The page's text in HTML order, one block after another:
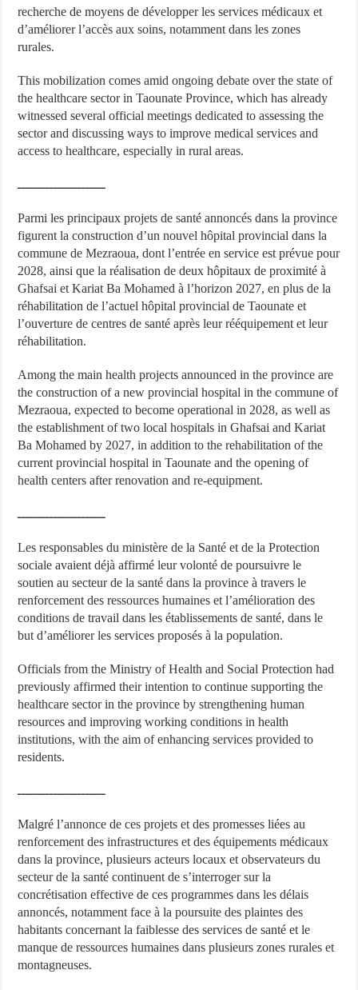
recherche de moyens de développer les services médicaux et
d’améliorer l’accès aux soins, notamment dans les zones
rurales.
This mobilization comes amid ongoing debate over the state of
the healthcare sector in Taounate Province, which has already
witnessed several official meetings dedicated to assessing the
sector and discussing ways to improve medical services and
access to healthcare, especially in rural areas.
ــــــــــــــــــــــ
Parmi les principaux projets de santé annoncés dans la province
figurent la construction d’un nouvel hôpital provincial dans la
commune de Mezraoua, dont l’entrée en service est prévue pour
2028, ainsi que la réalisation de deux hôpitaux de proximité à
Ghafsai et Kariat Ba Mohamed à l’horizon 2027, en plus de la
réhabilitation de l’actuel hôpital provincial de Taounate et
l’ouverture de centres de santé après leur rééquipement et leur
réhabilitation.
Among the main health projects announced in the province are
the construction of a new provincial hospital in the commune of
Mezraoua, expected to become operational in 2028, as well as
the establishment of two local hospitals in Ghafsai and Kariat
Ba Mohamed by 2027, in addition to the rehabilitation of the
current provincial hospital in Taounate and the opening of
health centers after renovation and re-equipment.
ــــــــــــــــــــــ
Les responsables du ministère de la Santé et de la Protection
sociale avaient déjà affirmé leur volonté de poursuivre le
soutien au secteur de la santé dans la province à travers le
renforcement des ressources humaines et l’amélioration des
conditions de travail dans les établissements de santé, dans le
but d’améliorer les services proposés à la population.
Officials from the Ministry of Health and Social Protection had
previously affirmed their intention to continue supporting the
healthcare sector in the province by strengthening human
resources and improving working conditions in health
institutions, with the aim of enhancing services provided to
residents.
ــــــــــــــــــــــ
Malgré l’annonce de ces projets et des promesses liées au
renforcement des infrastructures et des équipements médicaux
dans la province, plusieurs acteurs locaux et observateurs du
secteur de la santé continuent de s’interroger sur la
concrétisation effective de ces programmes dans les délais
annoncés, notamment face à la poursuite des plaintes des
habitants concernant la faiblesse des services de santé et le
manque de ressources humaines dans plusieurs zones rurales et
montagneuses.